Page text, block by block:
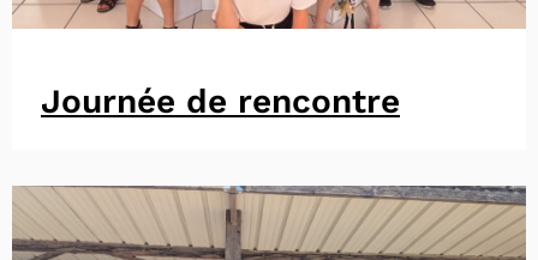
Journée de rencontre